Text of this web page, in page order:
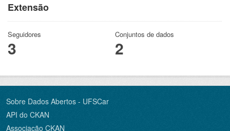
Extensão
Seguidores
3
Conjuntos de dados
2
Sobre Dados Abertos - UFSCar
API do CKAN
Associação CKAN